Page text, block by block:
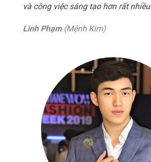
và công việc sáng tạo hơn rất
Linh Phạm(Mệnh Kim)